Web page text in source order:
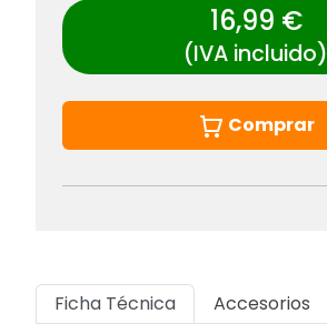
16,99 €
(IVA incluido)
Comprar
Ficha Técnica Accesorios